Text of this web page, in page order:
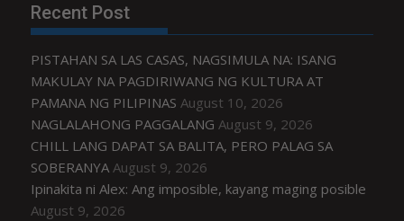
Recent Post
PISTAHAN SA LAS CASAS, NAGSIMULA NA: ISANG
MAKULAY NA PAGDIRIWANG NG KULTURA AT
PAMANA NG PILIPINAS August 10, 2026
NAGLALAHONG PAGGALANG August 9, 2026
CHILL LANG DAPAT SA BALITA, PERO PALAG SA
SOBERANYA August 9, 2026
Ipinakita ni Alex: Ang imposible, kayang maging posible
August 9, 2026